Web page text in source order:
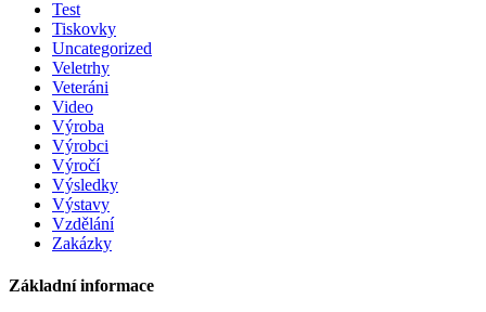
Test
Tiskovky
Uncategorized
Veletrhy
Veteráni
Video
Výroba
Výrobci
Výročí
Výsledky
Výstavy
Vzdělání
Zakázky
Základní informace